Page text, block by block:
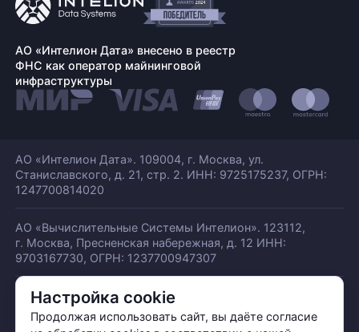
Настройка cookie
Продолжая использовать сайт, вы даёте согласие
АО «Интелион Дата» внесено в реестр
ФНС как оператор майнинговой
инфраструктуры
АО «Интелион Дата». 109004, г. Москва, ул.
Станиславского, д. 21, стр. 2. ИНН: 9725175237, ОГРН:
1247700814020
АО «Вычислительные Системы Интелион». 123112,
г. Москва, Пресненская набережная, д. 12 ИНН:
9703167730, ОГРН: 1237700947307
© АО «ИНТЕЛИОН ДАТА» 2026
Политика обработки ПДн
Политика конфиденциальности